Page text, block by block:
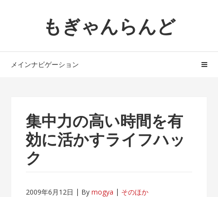
ョ
へ
もぎゃんらんど
メインナビゲーション
集中力の高い時間を有
効に活かすライフハッ
ク
2009年6月12日 Bymogya そのほか